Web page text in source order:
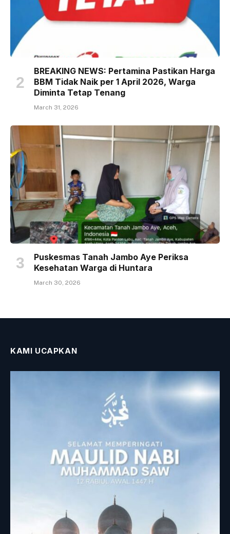
BREAKING NEWS: Pertamina Pastikan Harga
BBM Tidak Naik per 1 April 2026, Warga
Diminta Tetap Tenang
March 31, 2026
Puskesmas Tanah Jambo Aye Periksa
Kesehatan Warga di Huntara
March 30, 2026
KAMI UCAPKAN